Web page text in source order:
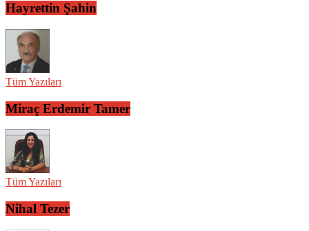
Hayrettin Şahin
Tüm Yazıları
Miraç Erdemir Tamer
Tüm Yazıları
Nihal Tezer